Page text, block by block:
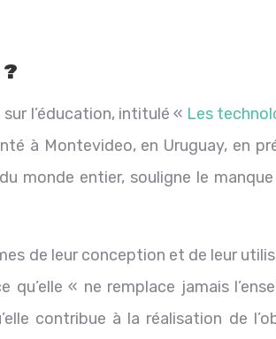
l’éducation, intitulé « Les
à Montevideo, en Uruguay, en
monde entier, souligne le
de leur conception et de leur
qu’elle « ne remplace jamais
contribue à la réalisation de